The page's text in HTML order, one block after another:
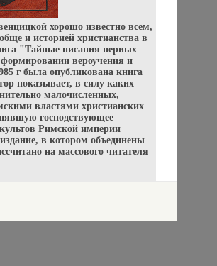
хорошо известно всем,
и историей христианства в
"Тайные писания первых
вероучения и
г была опубликована книга
показывает, в силу каких
малочисленных,
властями христианских
господствующее
Римской империи
в котором объединены
на массового читателя